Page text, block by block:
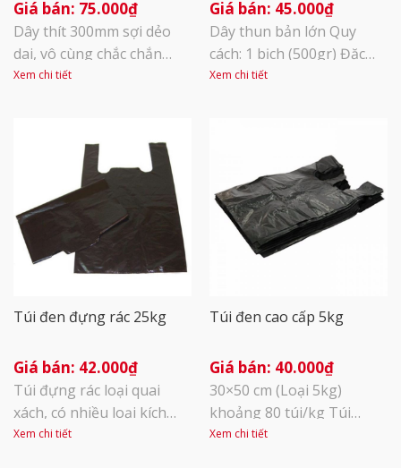
75.000₫
Dây thít 300mm sợi dẻo
dai, vô cùng chắc chắn
Phần đầu: Ô khóa để đuôi
đuôi: dài 300mm có các
rãnh Chất liệu nhựa
nguyên bản vô cùng chắc
chắn và dẻo dai Dây thít
300mm rất phù hợp với
các công trình [...]
Xem chi tiết
45.000₫
Dây thun bản lớn Quy
cách: 1 bịch (500gr) Đặc
điểm: Là dòng sản phẩm
liên quan trong văn
phòng. Chất liệu nhựa
nylon có độ đàn hồi và dai
bền tuyệt vời. Là nhu yếu
phẩm rất quan [...]
Xem chi tiết
Túi đen đựng rác 25kg
42.000₫
Túi đựng rác loại quai
xách, có nhiều loại kích
thước 5kg, 10kg, 15kg,
Xem chi tiết
Túi đen cao cấp 5kg
40.000₫
30×50 cm (Loại 5kg)
khoảng 80 túi/kg Túi
nilon đựng rác đen hai
Xem chi tiết